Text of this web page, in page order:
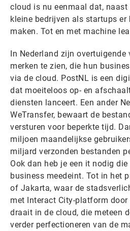
cloud is nu eenmaal dat, naast
kleine bedrijven als startups er
maken. Tot en met machine
In Nederland zijn overtuigende
merken te zien, die hun
via de cloud. PostNL is een
dat moeiteloos op- en
diensten lanceert. Een ander
WeTransfer, bewaart de
versturen voor beperkte tijd.
miljoen maandelijkse
miljard verzonden bestanden
Ook dan heb je een it nodig
business meedeint. Tot in het
of Jakarta, waar de
met Interact City-platform door
draait in de cloud, die meteen
verder perfectioneren van de